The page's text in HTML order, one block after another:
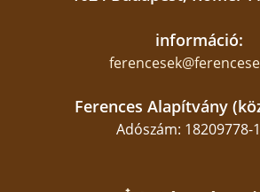
információ:
Ferences Alapítvány
Adószám: 18209778-